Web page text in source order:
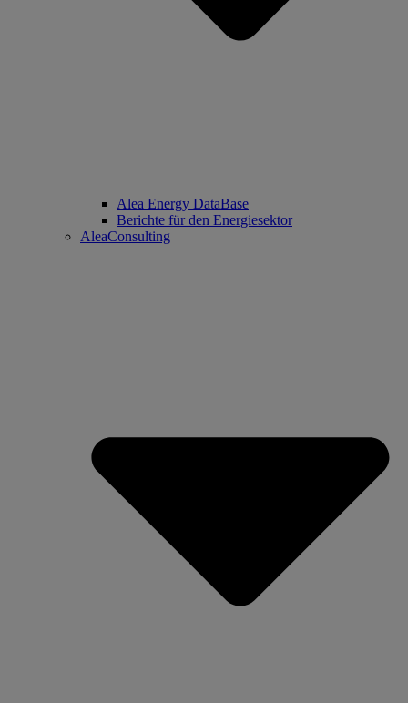
Alea Energy DataBase
Berichte für den Energiesektor
AleaConsulting